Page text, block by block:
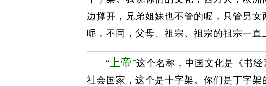
边撑开，兄弟姐妹也不管的喔，只管男
呢，不同，父母、祖宗、祖宗的祖宗一直
“上帝”这个名称，中国文化是《书
社会国家，这个是十字架。你们是丁字